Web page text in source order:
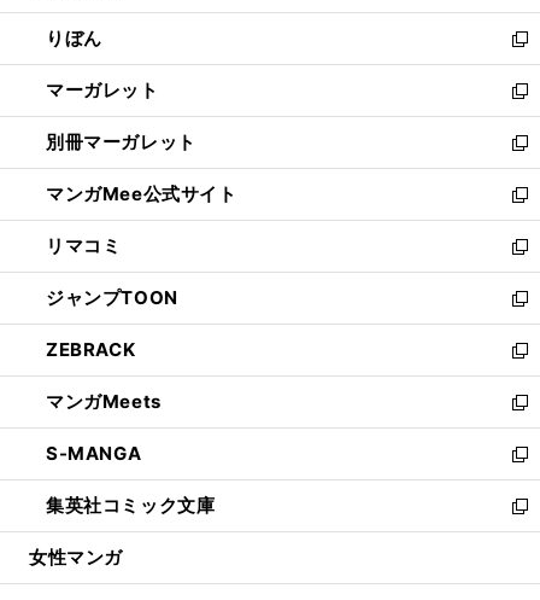
開
く
ウ
で
開
く
ン
ド
ウ
で
開
く
ウ
ィ
ン
ド
ウ
で
開
く
りぼん
新
し
い
ウ
ィ
ン
ド
ウ
で
開
く
マーガレット
新
し
い
ウ
ィ
ン
ド
ウ
で
開
く
別冊マーガレット
新
し
い
ウ
ィ
ン
ド
ウ
で
開
く
マンガMee公式サイト
新
し
い
ウ
ィ
ン
ド
ウ
で
開
く
リマコミ
新
し
い
ウ
ィ
ン
ド
ウ
で
開
く
ジャンプTOON
新
し
い
ウ
ィ
ン
ド
ウ
で
開
ZEBRACK
新
し
い
ウ
ィ
ン
ド
ウ
開
マンガMeets
新
し
い
ウ
ィ
ン
ウ
S-MANGA
新
し
い
ウ
ン
集英社コミック文庫
新
し
ウ
女性マンガ